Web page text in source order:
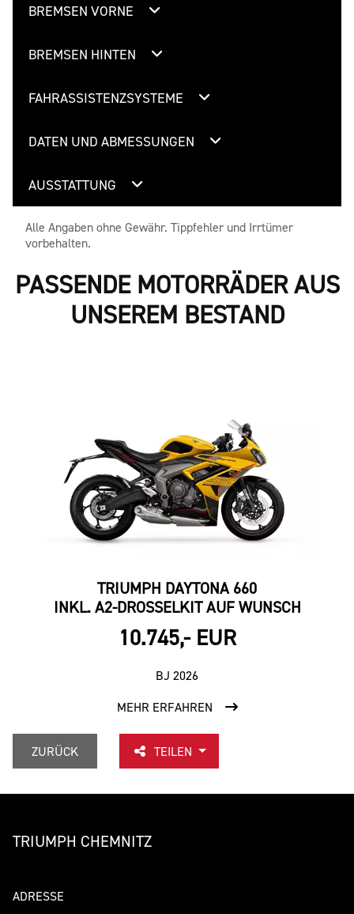
BREMSEN VORNE
BREMSEN HINTEN
FAHRASSISTENZSYSTEME
DATEN UND ABMESSUNGEN
AUSSTATTUNG
Alle Angaben ohne Gewähr. Tippfehler und Irrtümer
vorbehalten.
PASSENDE MOTORRÄDER AUS
UNSEREM BESTAND
TRIUMPH DAYTONA 660
INKL. A2-DROSSELKIT AUF WUNSCH
10.745,- EUR
BJ 2026
MEHR ERFAHREN
ZURÜCK TEILEN
TRIUMPH CHEMNITZ
ADRESSE